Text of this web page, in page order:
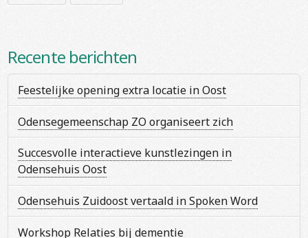
Recente berichten
Feestelijke opening extra locatie in Oost
Odensegemeenschap ZO organiseert zich
Succesvolle interactieve kunstlezingen in
Odensehuis Oost
Odensehuis Zuidoost vertaald in Spoken Word
Workshop Relaties bij dementie